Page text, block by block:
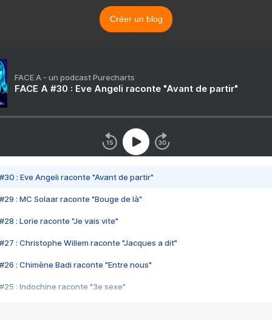
Créer un blog
FACE A - un podcast Purecharts
FACE A #30 : Eve Angeli raconte "Avant de partir"
#30 : Eve Angeli raconte "Avant de partir"
#29 : MC Solaar raconte "Bouge de là"
#28 : Lorie raconte "Je vais vite"
#27 : Christophe Willem raconte "Jacques a dit"
#26 : Chimène Badi raconte "Entre nous"
#25 : Indochine raconte "3e sexe"